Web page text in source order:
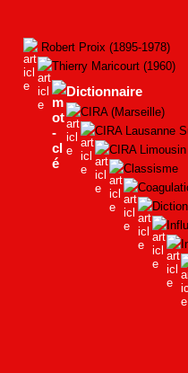
Robert Proix (1895-1978)
Thierry Maricourt (1960)
Dictionnaire
CIRA (Marseille)
CIRA Lausanne
CIRA Limousin
Classisme